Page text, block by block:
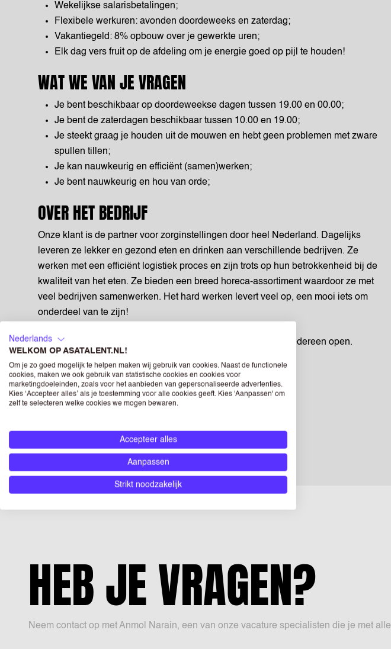
Wekelijkse salarisbetalingen;
Flexibele werkuren: avonden doordeweeks en zaterdag;
Vakantiegeld: 8% opbouw over je gewerkte uren;
Elk dag vers fruit op de afdeling om je energie goed op pijl te houden!
WAT WE VAN JE VRAGEN
Je bent beschikbaar op doordeweekse dagen tussen 19.00 en 00.00;
Je bent de zaterdagen beschikbaar tussen 10.00 en 19.00;
Je steekt graag je houden uit de mouwen en hebt geen problemen met zware
spullen tillen;
Je kan nauwkeurig en efficiënt (samen)werken;
Je bent nauwkeurig en hou van orde;
OVER HET BEDRIJF
Onze klant is de partner voor zorginstellingen door heel Nederland. Dagelijks
leveren ze lekker en gezond eten en drinken aan verschillende bedrijven. Ze
werken met een efficiënt logistiek proces en zijn trots op hun betrokkenheid bij de
kwaliteit van het eten. Ze bieden een breed horeca-assortiment waardoor ze met
veel bedrijven samenwerken. Het hard werken levert veel op, een mooi iets om
onderdeel van te zijn!
Wij geloven in gelijke kansen en onze vacatures staan voor iedereen open.
HEB JE VRAGEN?
Neem contact op met Anmol Narain, een van onze vacature specialisten die je met
Nederlands
WELKOM OP ASATALENT.NL!
Om je zo goed mogelijk te helpen maken wij gebruik van cookies. Naast de functionele
cookies, maken we ook gebruik van statistische cookies en cookies voor
marketingdoeleinden, zoals voor het aanbieden van gepersonaliseerde advertenties.
Kies ‘Accepteer alles’ als je toestemming voor alle cookies geeft. Kies 'Aanpassen' om
zelf te selecteren welke cookies we mogen bewaren.
Accepteer alles
Aanpassen
Strikt noodzakelijk